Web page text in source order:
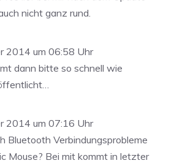
nicht ganz rund.
2014 um 06:58 Uhr
dann bitte so schnell wie
2014 um 07:16 Uhr
Bluetooth Verbindungsprobleme
Mouse? Bei mit kommt in letzter